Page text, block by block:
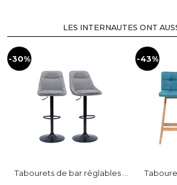
LES INTERNAUTES ONT
-30%
Tabourets de bar réglables ...
-43%